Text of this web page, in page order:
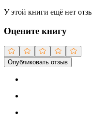
У этой книги ещё нет
Оцените книгу
Опубликовать отзыв